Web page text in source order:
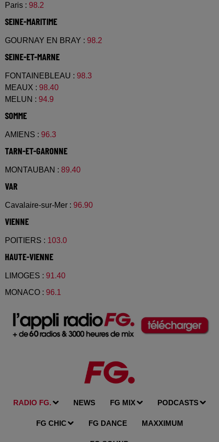
Paris : 98.2
SEINE-MARITIME
GOURNAY EN BRAY : 98.2
SEINE-ET-MARNE
FONTAINEBLEAU : 98.3
MEAUX : 98.40
MELUN : 94.9
SOMME
AMIENS : 96.3
TARN-ET-GARONNE
MONTAUBAN : 89.40
VAR
Cavalaire-sur-Mer : 96.90
VIENNE
POITIERS : 103.0
HAUTE-VIENNE
LIMOGES : 91.40
MONACO : 96.1
RADIO FG. NEWS FG MIX PODCASTS
FG CHIC FG DANCE MAXXIMUM